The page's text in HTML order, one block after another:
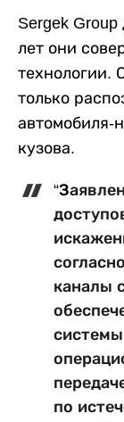
Sergek
лет они
технологии.
только
автомобиля-
кузова.
“З
каналы
по